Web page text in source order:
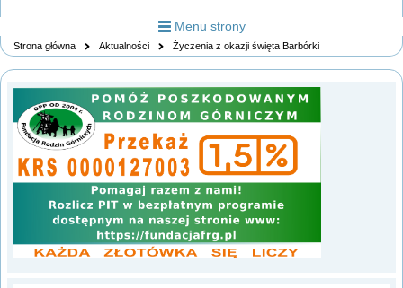
Menu strony
Strona główna Aktualności Życzenia z okazji święta Barbórki